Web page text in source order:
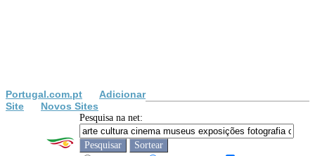
Portugal.com.pt
Adicionar
Site
Novos Sites
Pesquisa na net: